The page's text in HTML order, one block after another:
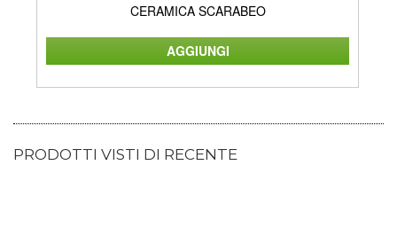
CERAMICA SCARABEO
PRODOTTI VISTI DI RECENTE